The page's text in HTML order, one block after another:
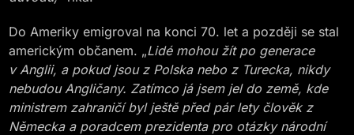
Do Ameriky emigroval na konci 70. let a později se stal
americkým občanem. „Lidé mohou žít po generace
v Anglii, a pokud jsou z Polska nebo z Turecka, nikdy
nebudou Angličany. Zatímco já jsem jel do země, kde
ministrem zahraničí byl ještě před pár lety člověk z
Německa a poradcem prezidenta pro otázky národní